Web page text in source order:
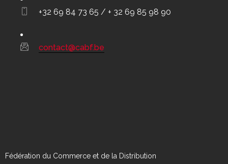
+32 69 84 73 65 / + 32 69 85 98 90
contact@cabf.be
Fédération du Commerce et de la Distribution